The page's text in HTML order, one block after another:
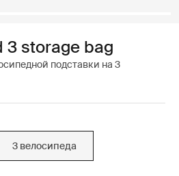
3 storage bag
подставки на 3
3 велосипеда